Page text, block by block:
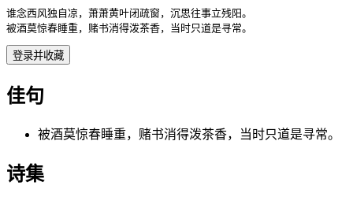
谁念西风独自凉，萧萧黄叶闭疏窗，沉思往事立残阳。
被酒莫惊春睡重，赌书消得泼茶香，当时只道是寻常。
登录并收藏
佳句
被酒莫惊春睡重，赌书消得泼茶香，当时只道是寻常。
诗集